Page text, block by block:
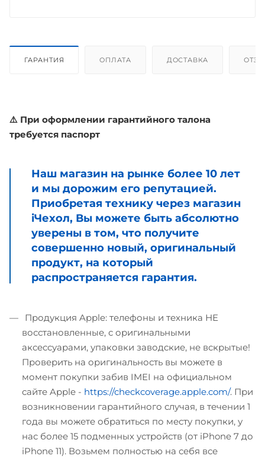
ГАРАНТИЯ ОПЛАТА ДОСТАВКА
⚠️ При оформлении гарантийного талона
требуется паспорт
Наш магазин на рынке более 10 лет
и мы дорожим его репутацией.
Приобретая технику через магазин
iЧехол, Вы можете быть абсолютно
уверены в том, что получите
совершенно новый, оригинальный
продукт, на который
распространяется гарантия.
Продукция Apple: телефоны и техника НЕ
восстановленные, с оригинальными
аксессуарами, упаковки заводские, не вскрытые!
Проверить на оригинальность вы можете в
момент покупки забив IMEI на официальном
сайте Apple - https://checkcoverage.apple.com/. При
возникновении гарантийного случая, в течении 1
года вы можете обратиться по месту покупки, у
нас более 15 подменных устройств (от iPhone 7 до
iPhone 11). Возьмем полностью на себя все